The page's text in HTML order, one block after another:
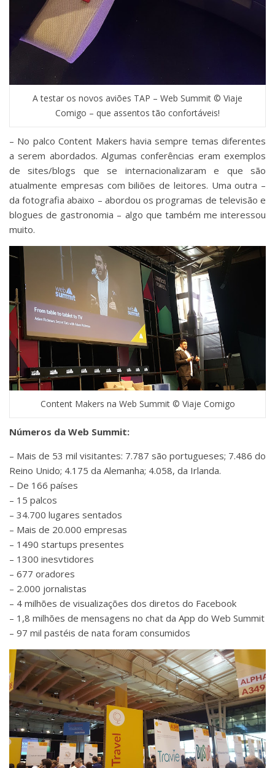
A testar os novos aviões TAP – Web Summit © Viaje
Comigo – que assentos tão confortáveis!
– No palco Content Makers havia sempre temas diferentes
a serem abordados. Algumas conferências eram exemplos
de sites/blogs que se internacionalizaram e que são
atualmente empresas com biliões de leitores. Uma outra –
da fotografia abaixo – abordou os programas de televisão e
blogues de gastronomia – algo que também me interessou
muito.
Content Makers na Web Summit © Viaje Comigo
Números da Web Summit:
– Mais de 53 mil visitantes: 7.787 são portugueses; 7.486 do
Reino Unido; 4.175 da Alemanha; 4.058, da Irlanda.
– De 166 países
– 15 palcos
– 34.700 lugares sentados
– Mais de 20.000 empresas
– 1490 startups presentes
– 1300 inesvtidores
– 677 oradores
– 2.000 jornalistas
– 4 milhões de visualizações dos diretos do Facebook
– 1,8 milhões de mensagens no chat da App do Web Summit
– 97 mil pastéis de nata foram consumidos